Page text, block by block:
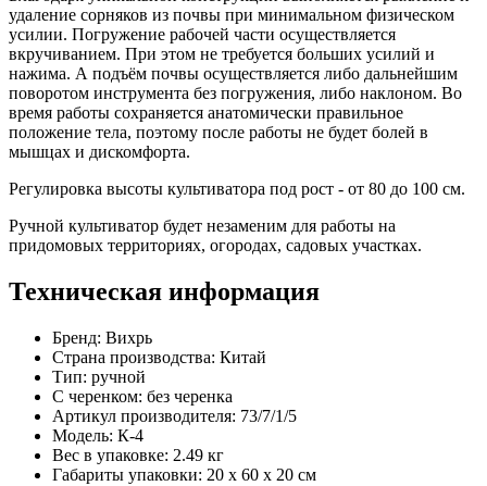
удаление сорняков из почвы при минимальном физическом
усилии. Погружение рабочей части осуществляется
вкручиванием. При этом не требуется больших усилий и
нажима. А подъём почвы осуществляется либо дальнейшим
поворотом инструмента без погружения, либо наклоном. Во
время работы сохраняется анатомически правильное
положение тела, поэтому после работы не будет болей в
мышцах и дискомфорта.
Регулировка высоты культиватора под рост - от 80 до 100 см.
Ручной культиватор будет незаменим для работы на
придомовых территориях, огородах, садовых участках.
Техническая информация
Бренд: Вихрь
Страна производства: Китай
Тип: ручной
С черенком: без черенка
Артикул производителя: 73/7/1/5
Модель: К-4
Вес в упаковке: 2.49 кг
Габариты упаковки: 20 x 60 x 20 см